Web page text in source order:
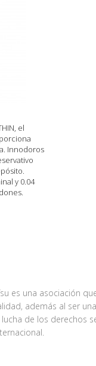
el
Innodoros
y 0.04
es una asociación
además al ser
lucha de los derechos